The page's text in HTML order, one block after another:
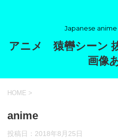
Japanese
アニメ 猿轡シーン
画像
HOME >
anime
投稿日： 2018年8月25日